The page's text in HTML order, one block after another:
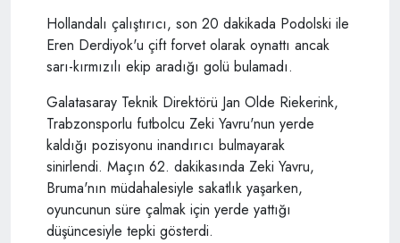
Hollandalı çalıştırıcı, son 20 dakikada Podolski ile
Eren Derdiyok'u çift forvet olarak oynattı ancak
sarı-kırmızılı ekip aradığı golü bulamadı.
Galatasaray Teknik Direktörü Jan Olde Riekerink,
Trabzonsporlu futbolcu Zeki Yavru'nun yerde
kaldığı pozisyonu inandırıcı bulmayarak
sinirlendi. Maçın 62. dakikasında Zeki Yavru,
Bruma'nın müdahalesiyle sakatlık yaşarken,
oyuncunun süre çalmak için yerde yattığı
düşüncesiyle tepki gösterdi.